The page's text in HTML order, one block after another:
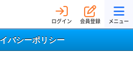
ログイン 会員登録 メニュー
バシーポリシー